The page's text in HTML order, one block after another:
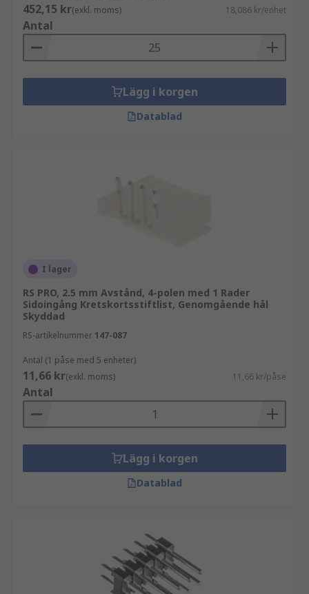
452,15 kr(exkl. moms) 18,086 kr/enhet
Antal
Lägg i korgen
Datablad
I lager
RS PRO, 2.5 mm Avstånd, 4-polen med 1 Rader
Sidoingång Kretskortsstiftlist, Genomgående hål
Skyddad
RS-artikelnummer 147-087
Antal (1 påse med 5 enheter)
11,66 kr(exkl. moms) 11,66 kr/påse
Antal
Lägg i korgen
Datablad